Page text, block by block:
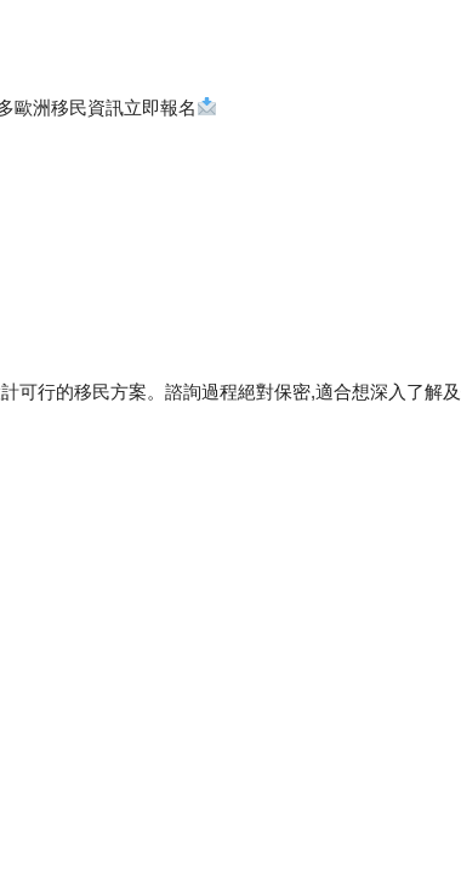
歐洲移民資訊立即報名
行的移民方案。諮詢過程絕對保密,適合想深入了解及